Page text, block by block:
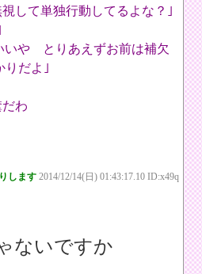
して単独行動してるよな？｣
いや とりあえずお前は補欠
りだよ｣
わ
します 2014/12/14(日) 01:43:17.10 ID:x49q
ないですか